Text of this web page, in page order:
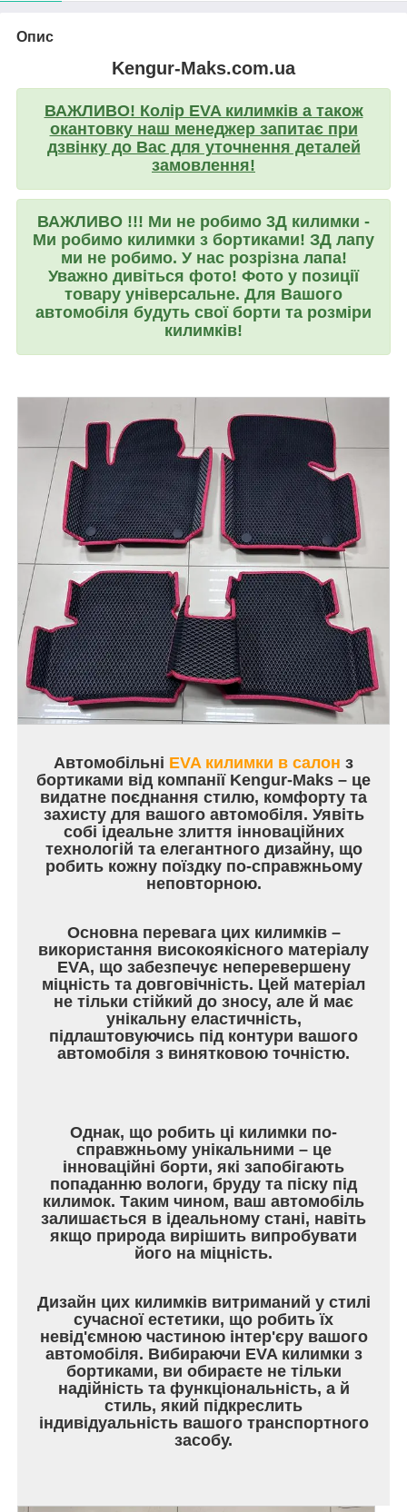
Опис
Kengur-Maks.com.ua
ВАЖЛИВО! Колір EVA килимків а також
окантовку наш менеджер запитає при
дзвінку до Вас для уточнення деталей
замовлення!
ВАЖЛИВО !!! Ми не робимо 3Д килимки -
Ми робимо килимки з бортиками! ЗД лапу
ми не робимо. У нас розрізна лапа!
Уважно дивіться фото! Фото у позиції
товару універсальне. Для Вашого
автомобіля будуть свої борти та розміри
килимків!
Автомобільні EVA килимки в салон з
бортиками від компанії Kengur-Maks – це
видатне поєднання стилю, комфорту та
захисту для вашого автомобіля. Уявіть
собі ідеальне злиття інноваційних
технологій та елегантного дизайну, що
робить кожну поїздку по-справжньому
неповторною.
Основна перевага цих килимків –
використання високоякісного матеріалу
EVA, що забезпечує неперевершену
міцність та довговічність. Цей матеріал
не тільки стійкий до зносу, але й має
унікальну еластичність,
підлаштовуючись під контури вашого
автомобіля з винятковою точністю.
Однак, що робить ці килимки по-
справжньому унікальними – це
інноваційні борти, які запобігають
попаданню вологи, бруду та піску під
килимок. Таким чином, ваш автомобіль
залишається в ідеальному стані, навіть
якщо природа вирішить випробувати
його на міцність.
Дизайн цих килимків витриманий у стилі
сучасної естетики, що робить їх
невід'ємною частиною інтер'єру вашого
автомобіля. Вибираючи EVA килимки з
бортиками, ви обираєте не тільки
надійність та функціональність, а й
стиль, який підкреслить
індивідуальність вашого транспортного
засобу.